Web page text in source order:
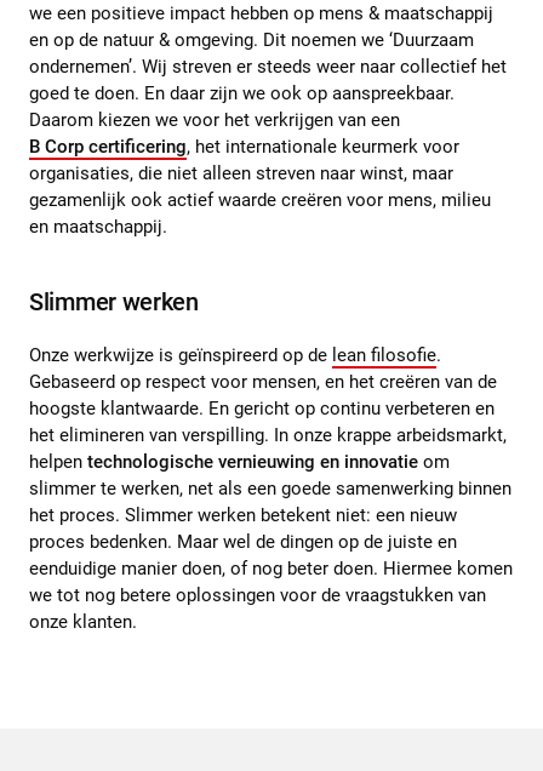
we een positieve impact hebben op mens & maatschappij
en op de natuur & omgeving. Dit noemen we ‘Duurzaam
ondernemen’. Wij streven er steeds weer naar collectief het
goed te doen. En daar zijn we ook op aanspreekbaar.
Daarom kiezen we voor het verkrijgen van een
B Corp certificering, het internationale keurmerk voor
organisaties, die niet alleen streven naar winst, maar
gezamenlijk ook actief waarde creëren voor mens, milieu
en maatschappij.
Slimmer werken
Onze werkwijze is geïnspireerd op de lean filosofie.
Gebaseerd op respect voor mensen, en het creëren van de
hoogste klantwaarde. En gericht op continu verbeteren en
het elimineren van verspilling. In onze krappe arbeidsmarkt,
helpen technologische vernieuwing en innovatie om
slimmer te werken, net als een goede samenwerking binnen
het proces. Slimmer werken betekent niet: een nieuw
proces bedenken. Maar wel de dingen op de juiste en
eenduidige manier doen, of nog beter doen. Hiermee komen
we tot nog betere oplossingen voor de vraagstukken van
onze klanten.